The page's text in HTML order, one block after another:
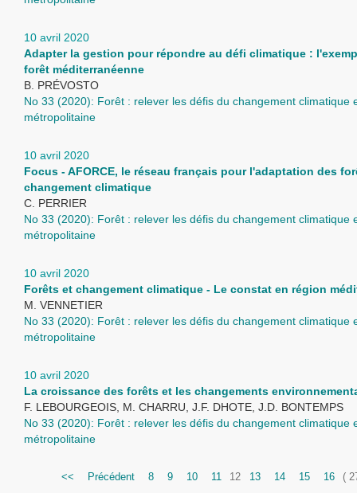
10 avril 2020
Adapter la gestion pour répondre au défi climatique :
forêt méditerranéenne
B. PRÉVOSTO
No 33 (2020): Forêt : relever les défis du changement climatique
métropolitaine
10 avril 2020
Focus - AFORCE, le réseau français pour l'adaptation des
changement climatique
C. PERRIER
No 33 (2020): Forêt : relever les défis du changement climatique
métropolitaine
10 avril 2020
Forêts et changement climatique - Le constat en région
M. VENNETIER
No 33 (2020): Forêt : relever les défis du changement climatique
métropolitaine
10 avril 2020
La croissance des forêts et les changements
F. LEBOURGEOIS, M. CHARRU, J.F. DHOTE, J.D. BONTEMPS
No 33 (2020): Forêt : relever les défis du changement climatique
métropolitaine
<< Précédent 8 9 10 11 12 13 14 15 16 (